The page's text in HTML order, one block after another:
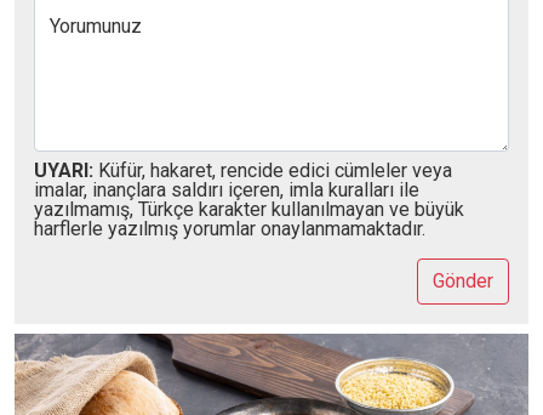
Yorumunuz
UYARI: Küfür, hakaret, rencide edici cümleler veya
imalar, inançlara saldırı içeren, imla kuralları ile
yazılmamış, Türkçe karakter kullanılmayan ve büyük
harflerle yazılmış yorumlar onaylanmamaktadır.
Gönder